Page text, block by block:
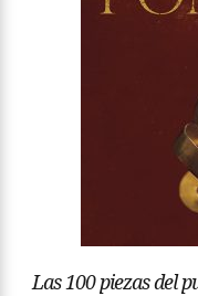
Las 100 piezas del